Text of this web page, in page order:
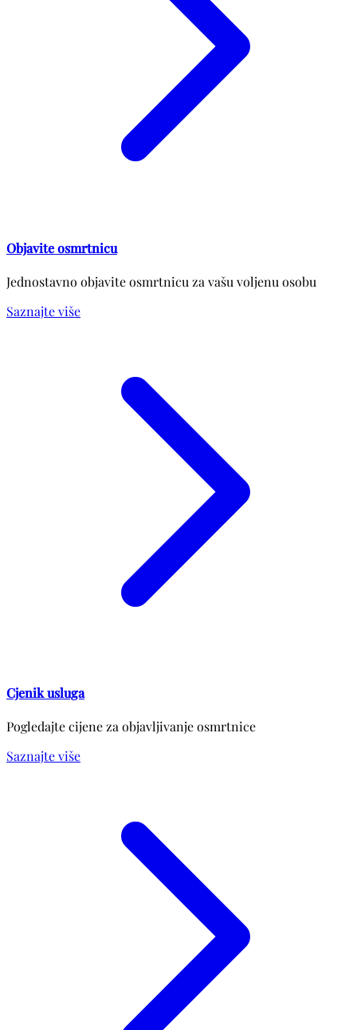
Objavite osmrtnicu
Jednostavno objavite osmrtnicu za vašu voljenu osobu
Saznajte više
Cjenik usluga
Pogledajte cijene za objavljivanje osmrtnice
Saznajte više